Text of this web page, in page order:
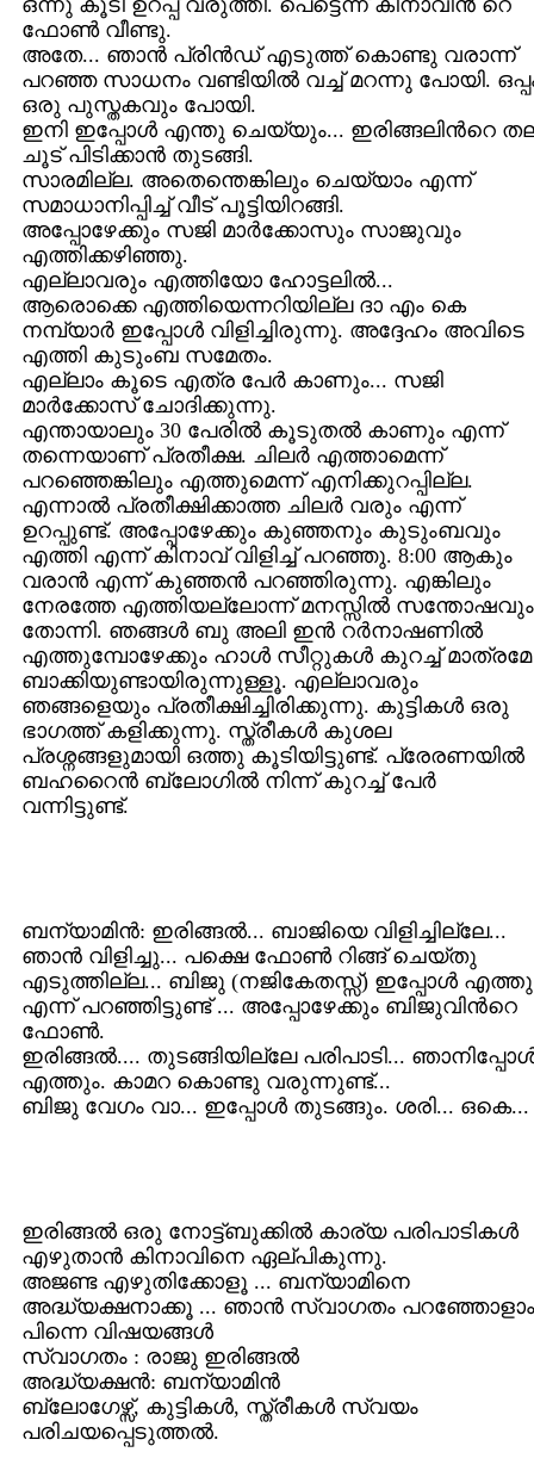
ഒന്നു കൂടി ഉറപ്പ് വരുത്തി. പെട്ടെന്ന് കിനാവിന്‍ റെ
ഫോണ്‍ വീണ്ടു.
അതേ... ഞാന്‍ പ്രിന്‍ഡ് എടുത്ത് കൊണ്ടു വരാന്ന്
പറഞ്ഞ സാധനം വണ്ടിയില്‍ വച്ച് മറന്നു പോയി.
ഒരു പുസ്തകവും പോയി.
ഇനി ഇപ്പോള്‍ എന്തു ചെയ്യും... ഇരിങ്ങലിന്‍റെ
ചൂട് പിടിക്കാന്‍ തുടങ്ങി.
സാരമില്ല. അതെന്തെങ്കിലും ചെയ്യാം എന്ന്
സമാധാനിപ്പിച്ച് വീട് പൂട്ടിയിറങ്ങി.
അപ്പോഴേക്കും സജി മാര്‍ക്കോസും സാജുവും
എത്തിക്കഴിഞ്ഞു.
എല്ലാവരും എത്തിയോ ഹോട്ടലില്‍...
ആരൊക്കെ എത്തിയെന്നറിയില്ല ദാ എം കെ
നമ്പ്യാര്‍ ഇപ്പോള്‍ വിളിച്ചിരുന്നു. അദ്ദേഹം അവിടെ
എത്തി കുടുംബ സമേതം.
എല്ലാം കൂടെ എത്ര പേര്‍ കാണും... സജി
മാര്‍ക്കോസ് ചോദിക്കുന്നു.
എന്തായാലും 30 പേരില്‍ കൂടുതല്‍ കാണും എന്ന്
തന്നെയാണ് പ്രതീക്ഷ. ചിലര്‍ എത്താമെന്ന്
പറഞ്ഞെങ്കിലും എത്തുമെന്ന് എനിക്കുറപ്പില്ല.
എന്നാല്‍ പ്രതീക്ഷിക്കാത്ത ചിലര്‍ വരും എന്ന്
ഉറപ്പുണ്ട്. അപ്പോഴേക്കും കുഞ്ഞനും കുടുംബവും
എത്തി എന്ന് കിനാവ് വിളിച്ച് പറഞ്ഞു. 8:00 ആകും
വരാന്‍ എന്ന് കുഞ്ഞന്‍ പറഞ്ഞിരുന്നു. എങ്കിലും
നേരത്തേ എത്തിയല്ലോന്ന് മനസ്സില്‍ സന്തോഷവും
തോന്നി. ഞങ്ങള്‍ ബു അലി ഇന്‍ റര്‍നാഷണില്‍
എത്തുമ്പോഴേക്കും ഹാള്‍ സീറ്റുകള്‍ കുറച്ച് മാത്രമേ
ബാക്കിയുണ്ടായിരുന്നുള്ളൂ. എല്ലാവരും
ഞങ്ങളെയും പ്രതീക്ഷിച്ചിരിക്കുന്നു. കുട്ടികള്‍ ഒരു
ഭാഗത്ത് കളിക്കുന്നു. സ്ത്രീകള്‍ കുശല
പ്രശ്നങ്ങളുമായി ഒത്തു കൂടിയിട്ടുണ്ട്. പ്രേരണയില്‍
ബഹറൈന്‍ ബ്ലോഗില്‍ നിന്ന് കുറച്ച് പേര്‍
വന്നിട്ടുണ്ട്.
ബന്യാമിന്‍: ഇരിങ്ങല്‍... ബാജിയെ വിളിച്ചില്ലേ...
ഞാന്‍ വിളിച്ചു... പക്ഷെ ഫോണ്‍ റിങ്ങ് ചെയ്തു
എടുത്തില്ല... ബിജു (നജികേതസ്സ്) ഇപ്പോള്‍
എന്ന് പറഞ്ഞിട്ടുണ്ട് ... അപ്പോഴേക്കും ബിജുവിന്‍റെ
ഫോണ്‍.
ഇരിങ്ങല്‍.... തുടങ്ങിയില്ലേ പരിപാടി...
എത്തും. കാമറ കൊണ്ടു വരുന്നുണ്ട്...
ബിജു വേഗം വാ‍... ഇപ്പോള്‍ തുടങ്ങും. ശരി... ഒകെ...
ഇരിങ്ങല്‍ ഒരു നോട്ട്ബുക്കില്‍ കാര്യ പരിപാടികള്‍
എഴുതാന്‍ കിനാവിനെ ഏല്പികുന്നു.
അജണ്ട എഴുതിക്കോളൂ ... ബന്യാമിനെ
അദ്ധ്യക്ഷനാക്കൂ ... ഞാന്‍ സ്വാഗതം
പിന്നെ വിഷയങ്ങള്‍
സ്വാഗതം : രാജു ഇരിങ്ങല്‍
അദ്ധ്യക്ഷന്‍: ബന്യാമിന്‍
ബ്ലോഗേഴ്സ്, കുട്ടികള്‍, സ്ത്രീകള്‍ സ്വയം
പരിചയപ്പെടുത്തല്‍.